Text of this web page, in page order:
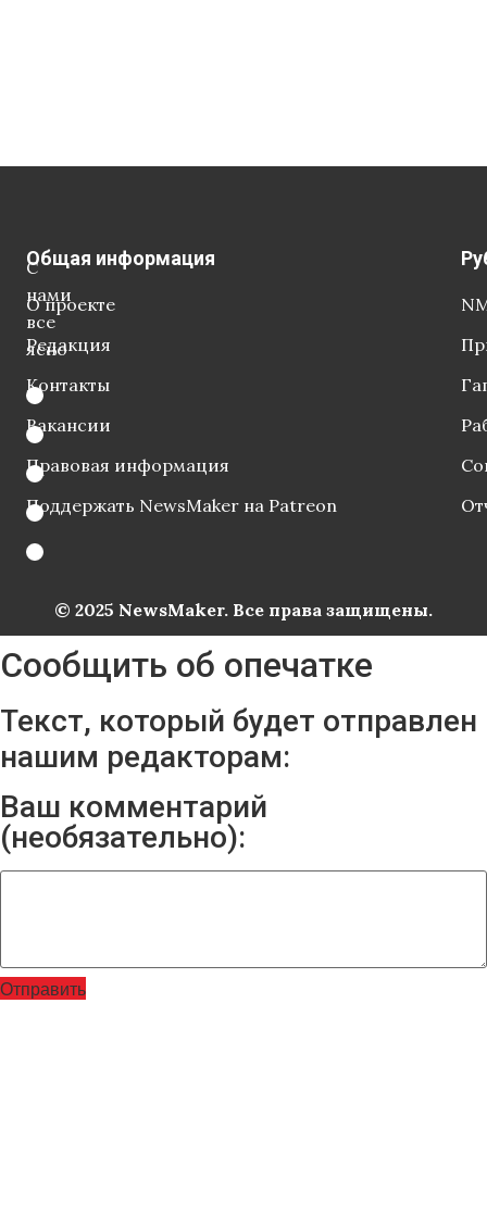
С
нами
все
ясно
Общая информация
О проекте
Редакция
Контакты
Вакансии
Правовая информация
Поддержать NewsMaker на Patreon
© 2025 NewsMaker. Все права защищены.
Сообщить об опечатке
Текст, который будет отправлен
нашим редакторам:
Ваш комментарий
(необязательно):
Отправить